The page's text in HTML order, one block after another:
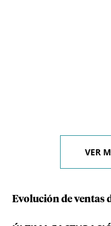
VER
Evolución de ventas